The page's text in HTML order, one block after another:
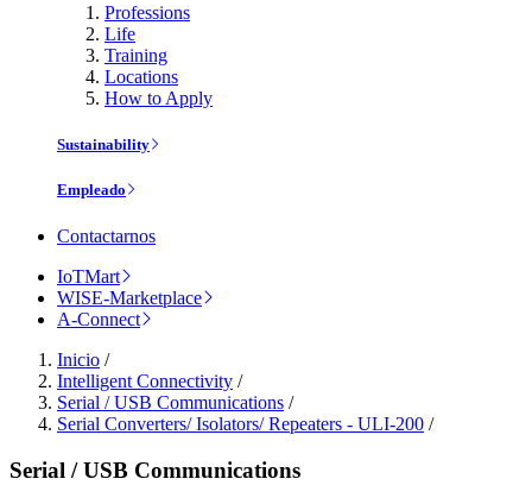
Professions
Life
Training
Locations
How to Apply
Sustainability
Empleado
Contactarnos
IoTMart
WISE-Marketplace
A-Connect
Inicio /
Intelligent Connectivity /
Serial / USB Communications /
Serial Converters/ Isolators/ Repeaters - ULI-200 /
Serial / USB Communications